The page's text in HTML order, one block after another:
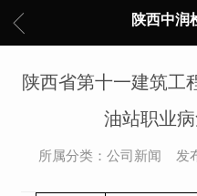
陕西中润
陕西省第十一建筑工
油站职业
所属分类：公司新闻 发